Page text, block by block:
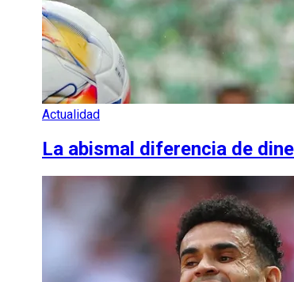
Actualidad
La abismal diferencia de